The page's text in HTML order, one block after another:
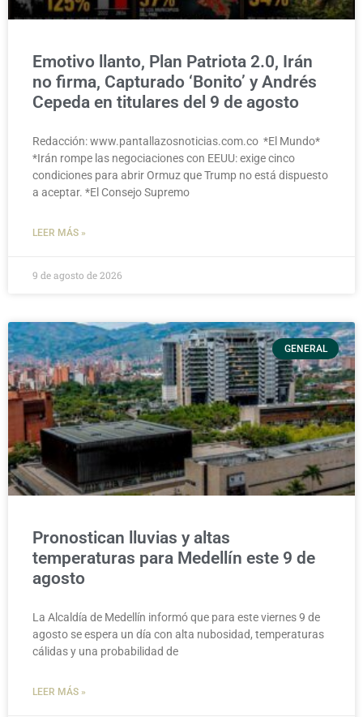
Emotivo llanto, Plan Patriota 2.0, Irán
no firma, Capturado ‘Bonito’ y Andrés
Cepeda en titulares del 9 de agosto
Redacción: www.pantallazosnoticias.com.co *El Mundo*
*Irán rompe las negociaciones con EEUU: exige cinco
condiciones para abrir Ormuz que Trump no está dispuesto
a aceptar. *El Consejo Supremo
LEER MÁS »
9 de agosto de 2026
GENERAL
Pronostican lluvias y altas
temperaturas para Medellín este 9 de
agosto
La Alcaldía de Medellín informó que para este viernes 9 de
agosto se espera un día con alta nubosidad, temperaturas
cálidas y una probabilidad de
LEER MÁS »